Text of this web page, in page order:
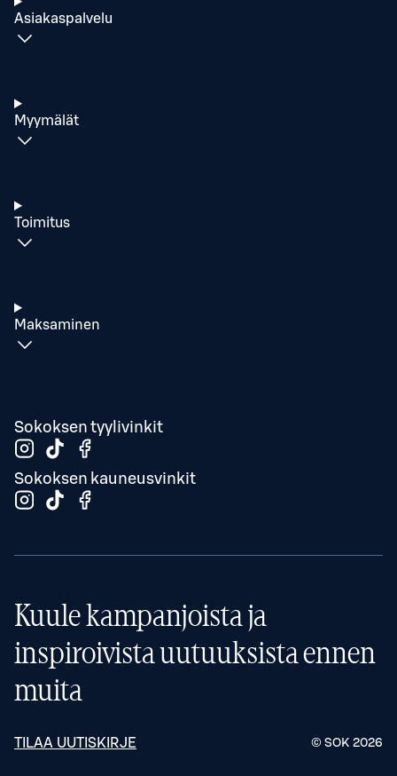
Asiakaspalvelu
Myymälät
Toimitus
Maksaminen
Sokoksen tyylivinkit
Sokoksen kauneusvinkit
Kuule kampanjoista ja
inspiroivista uutuuksista ennen
muita
TILAA UUTISKIRJE © SOK 2026